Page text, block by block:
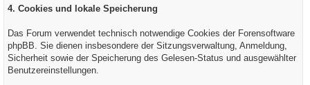
4. Cookies und lokale Speicherung
Das Forum verwendet technisch notwendige Cookies der Forensoftware
phpBB. Sie dienen insbesondere der Sitzungsverwaltung, Anmeldung,
Sicherheit sowie der Speicherung des Gelesen-Status und ausgewählter
Benutzereinstellungen.